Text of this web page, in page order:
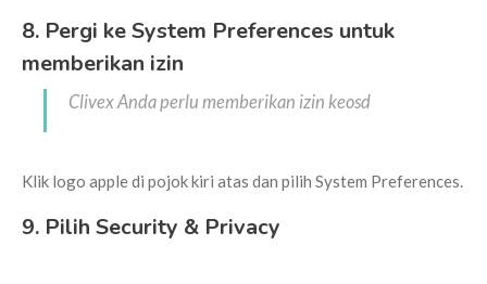
8. Pergi ke System Preferences untuk
memberikan izin
Clivex Anda perlu memberikan izin keosd
Klik logo apple di pojok kiri atas dan pilih System Preferences.
9. Pilih Security & Privacy